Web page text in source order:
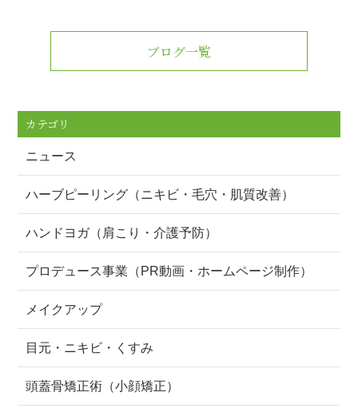
ブログ一覧
カテゴリ
ニュース
ハーブピーリング（ニキビ・毛穴・肌質改善）
ハンドヨガ（肩こり・介護予防）
プロデュース事業（PR動画・ホームページ制作）
メイクアップ
目元・ニキビ・くすみ
頭蓋骨矯正術（小顔矯正）